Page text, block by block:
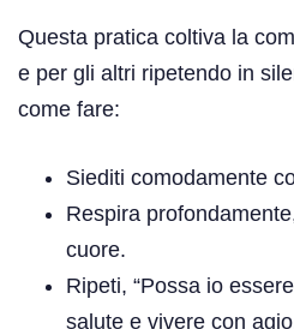
Questa pratica coltiva la
e per gli altri ripetendo in
come fare:
Siediti comodamente
Respira
cuore.
Ripeti, “Possa io
salute e vivere con